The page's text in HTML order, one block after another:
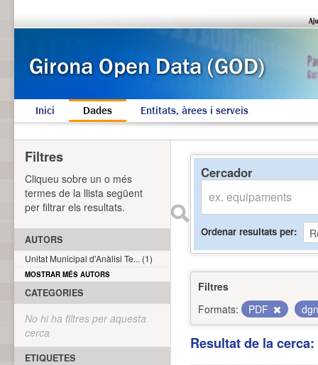
Inici Dades Entitats, àrees i serveis
Cercador
Ordenar resultats per
Filtres
Formats:
PDF
Resultat de la
Filtres
Cliqueu sobre un o més
termes de la llista següent
per filtrar els resultats.
AUTORS
Unitat Municipal d'Anàlisi Te... (1)
MOSTRAR MÉS AUTORS
CATEGORIES
No hi ha filtres per aquesta
cerca
ETIQUETES